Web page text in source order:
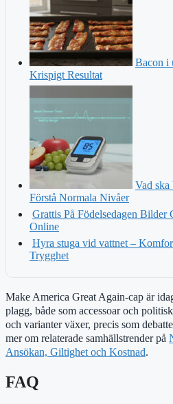
Bacon i
Krispigt Resultat
Vad ska
Förstå Normala Nivåer
Grattis På Födelsedagen
Online
Hyra stuga vid vattnet –
Trygghet
Make America Great Again-cap är
plagg, både som accessoar och
och varianter växer, precis som
mer om relaterade samhällstrender på
Ansökan, Giltighet och Kostnad.
FAQ